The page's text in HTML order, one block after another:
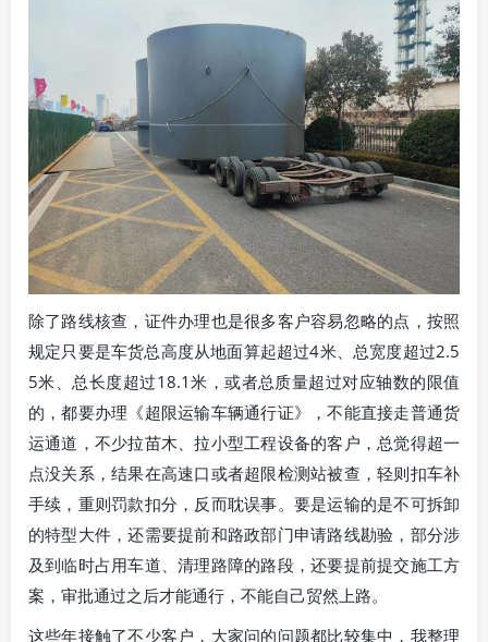
除了路线核查，证件办理也是很多客户容易忽略的点，按照
规定只要是车货总高度从地面算起超过4米、总宽度超过2.5
5米、总长度超过18.1米，或者总质量超过对应轴数的限值
的，都要办理《超限运输车辆通行证》，不能直接走普通货
运通道，不少拉苗木、拉小型工程设备的客户，总觉得超一
点没关系，结果在高速口或者超限检测站被查，轻则扣车补
手续，重则罚款扣分，反而耽误事。要是运输的是不可拆卸
的特型大件，还需要提前和路政部门申请路线勘验，部分涉
及到临时占用车道、清理路障的路段，还要提前提交施工方
案，审批通过之后才能通行，不能自己贸然上路。
这些年接触了不少客户，大家问的问题都比较集中，我整理